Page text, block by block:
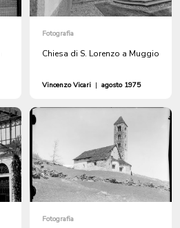
Fotografia
Chiesa di S. Lorenzo a Muggio
Vincenzo Vicari | agosto 1975
Fotografia